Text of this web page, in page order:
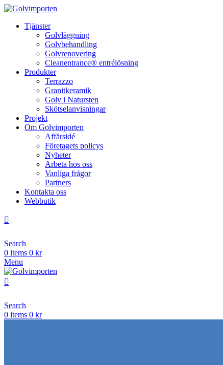
Tjänster
Golvläggning
Golvbehandling
Golvrenovering
Cleanentrance® entrélösning
Produkter
Terrazzo
Granitkeramik
Golv i Natursten
Skötselanvisningar
Projekt
Om Golvimporten
Affärsidé
Företagets policys
Nyheter
Arbeta hos oss
Vanliga frågor
Partners
Kontakta oss
Webbutik
Search
0 items 0 kr
Menu
Search
0 items 0 kr